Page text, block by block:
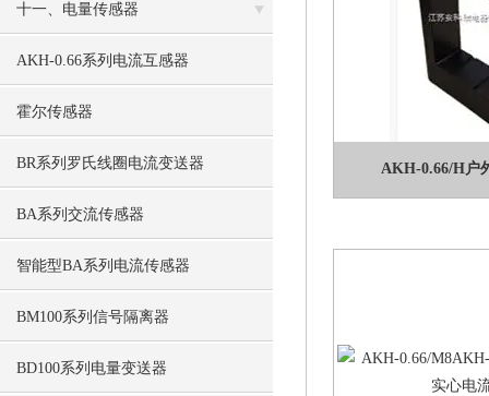
十一、电量传感器
AKH-0.66系列电流互感器
霍尔传感器
BR系列罗氏线圈电流变送器
BA系列交流传感器
智能型BA系列电流传感器
BM100系列信号隔离器
BD100系列电量变送器
AKH-0.66/H户